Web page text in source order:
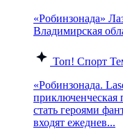
«Робинзонада»
Владимирская
Топ! Спорт
«Робинзонада.
приключенческая
стать героями
входят ежеднев...